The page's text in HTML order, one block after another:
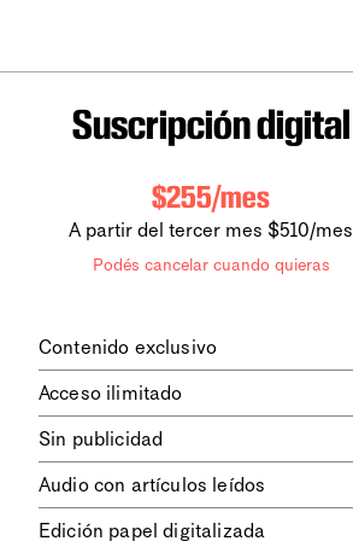
Suscripción digital
$255/mes
A partir del tercer mes $510/mes
Podés cancelar cuando quieras
Contenido exclusivo
digitales dela diaria
los contenidos de Le Monde
diplomatique.
Acceso ilimitado
contenidos.
Sin publicidad
publicitarios.
Audio con artículos leídos
Edición papel digitalizada